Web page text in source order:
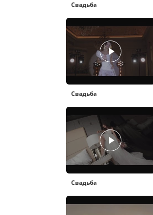
Свадьба
Свадьба
Свадьба